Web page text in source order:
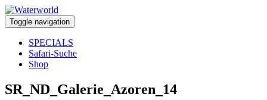
Toggle navigation
SPECIALS
Safari-Suche
Shop
SR_ND_Galerie_Azoren_14